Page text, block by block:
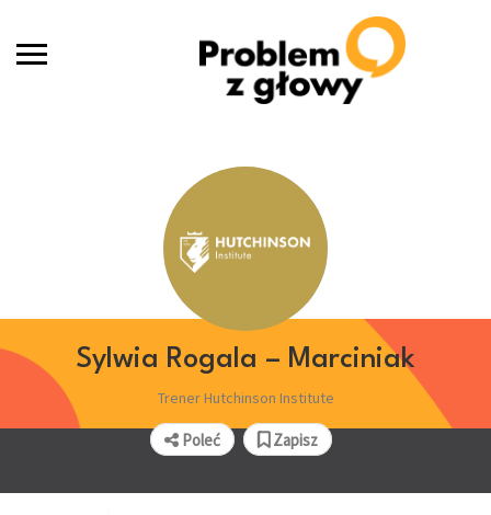
Sylwia Rogala – Marciniak
Trener Hutchinson Institute
Poleć Zapisz